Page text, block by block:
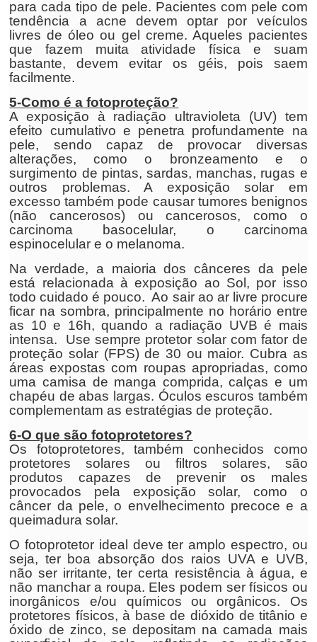
para cada tipo de pele. Pacientes com pele com
tendência a acne devem optar por veículos
livres de óleo ou gel creme. Aqueles pacientes
que fazem muita atividade física e suam
bastante, devem evitar os géis, pois saem
facilmente.
5-Como é a fotoproteção?
A exposição à radiação ultravioleta (UV) tem
efeito cumulativo e penetra profundamente na
pele, sendo capaz de provocar diversas
alterações, como o bronzeamento e o
surgimento de pintas, sardas, manchas, rugas e
outros problemas. A exposição solar em
excesso também pode causar tumores benignos
(não cancerosos) ou cancerosos, como o
carcinoma basocelular, o carcinoma
espinocelular e o melanoma.
Na verdade, a maioria dos cânceres da pele
está relacionada à exposição ao Sol, por isso
todo cuidado é pouco. Ao sair ao ar livre procure
ficar na sombra, principalmente no horário entre
as 10 e 16h, quando a radiação UVB é mais
intensa. Use sempre protetor solar com fator de
proteção solar (FPS) de 30 ou maior. Cubra as
áreas expostas com roupas apropriadas, como
uma camisa de manga comprida, calças e um
chapéu de abas largas. Óculos escuros também
complementam as estratégias de proteção.
6-O que são fotoprotetores?
Os fotoprotetores, também conhecidos como
protetores solares ou filtros solares, são
produtos capazes de prevenir os males
provocados pela exposição solar, como o
câncer da pele, o envelhecimento precoce e a
queimadura solar.
O fotoprotetor ideal deve ter amplo espectro, ou
seja, ter boa absorção dos raios UVA e UVB,
não ser irritante, ter certa resistência à água, e
não manchar a roupa. Eles podem ser físicos ou
inorgânicos e/ou químicos ou orgânicos. Os
protetores físicos, à base de dióxido de titânio e
óxido de zinco, se depositam na camada mais